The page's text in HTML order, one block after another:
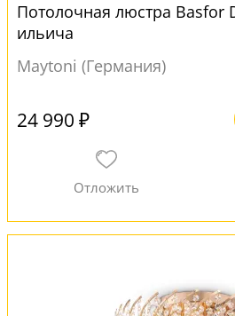
Потолочная люстра Basfor
ильича
Maytoni (Германия)
24 990 ₽